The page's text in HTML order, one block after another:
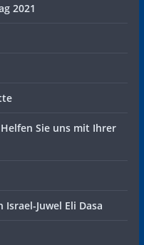
2021
Sie uns mit Ihrer
Juwel Eli Dasa